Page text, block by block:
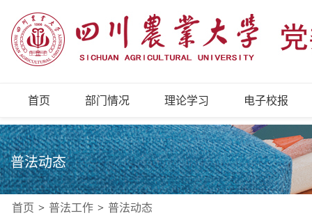
首页 部门情况 理论学习 电子校报
普法动态
首页 > 普法工作 > 普法动态